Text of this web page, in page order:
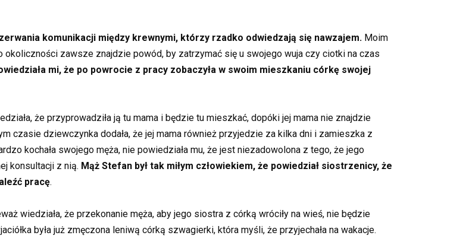
komunikacji między krewnymi, którzy rzadko odwiedzają się nawzajem. Moim
zawsze znajdzie powód, by zatrzymać się u swojego wuja czy ciotki na czas
mi, że po powrocie z pracy zobaczyła w swoim mieszkaniu córkę swojej
że przyprowadziła ją tu mama i będzie tu mieszkać, dopóki jej mama nie znajdzie
czasie dziewczynka dodała, że jej mama również przyjedzie za kilka dni i zamieszka z
kochała swojego męża, nie powiedziała mu, że jest niezadowolona z tego, że jego
konsultacji z nią. Mąż Stefan był tak miłym człowiekiem, że powiedział siostrzenicy, że
pracę.
wiedziała, że przekonanie męża, aby jego siostra z córką wróciły na wieś, nie będzie
była już zmęczona leniwą córką szwagierki, która myśli, że przyjechała na wakacje.